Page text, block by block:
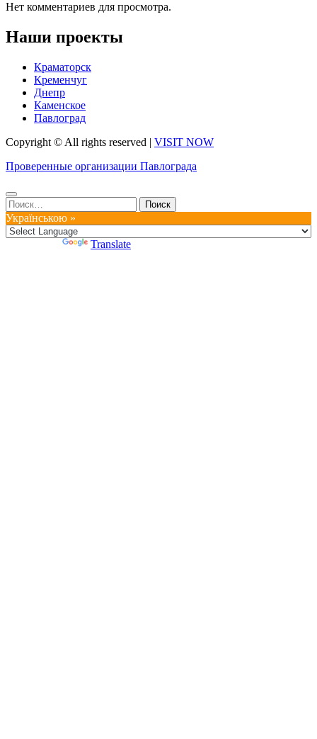
Нет комментариев для просмотра.
Наши проекты
Краматорск
Кременчуг
Днепр
Каменское
Павлоград
Copyright © All rights reserved | VISIT NOW
Проверенные организации Павлограда
Найти:
Українською »
Translate